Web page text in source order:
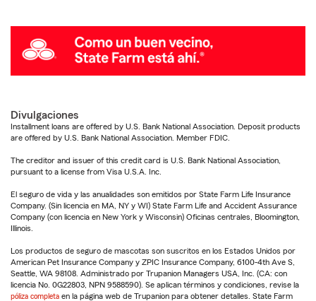
Divulgaciones
Installment loans are offered by U.S. Bank National Association. Deposit products
are offered by U.S. Bank National Association. Member FDIC.
The creditor and issuer of this credit card is U.S. Bank National Association,
pursuant to a license from Visa U.S.A. Inc.
El seguro de vida y las anualidades son emitidos por State Farm Life Insurance
Company. (Sin licencia en MA, NY y WI) State Farm Life and Accident Assurance
Company (con licencia en New York y Wisconsin) Oficinas centrales, Bloomington,
Illinois.
Los productos de seguro de mascotas son suscritos en los Estados Unidos por
American Pet Insurance Company y ZPIC Insurance Company, 6100-4th Ave S,
Seattle, WA 98108. Administrado por Trupanion Managers USA, Inc. (CA: con
licencia No. 0G22803, NPN 9588590). Se aplican términos y condiciones, revise la
póliza completa en la página web de Trupanion para obtener detalles. State Farm